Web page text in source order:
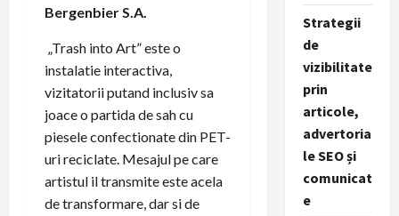
Bergenbier S.A.
„Trash into Art” este o
instalatie interactiva,
vizitatorii putand inclusiv sa
joace o partida de sah cu
piesele confectionate din PET-
uri reciclate. Mesajul pe care
artistul il transmite este acela
de transformare, dar si de
Strategii
de
vizibilitate
prin
articole,
advertoria
le SEO și
comunicat
e